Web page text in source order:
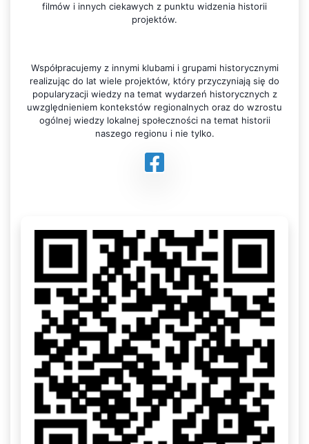
filmów i innych ciekawych z punktu widzenia historii
projektów.
Współpracujemy z innymi klubami i grupami historycznymi
realizując do lat wiele projektów, który przyczyniają się do
popularyzacji wiedzy na temat wydarzeń historycznych z
uwzględnieniem kontekstów regionalnych oraz do wzrostu
ogólnej wiedzy lokalnej społeczności na temat historii
naszego regionu i nie tylko.